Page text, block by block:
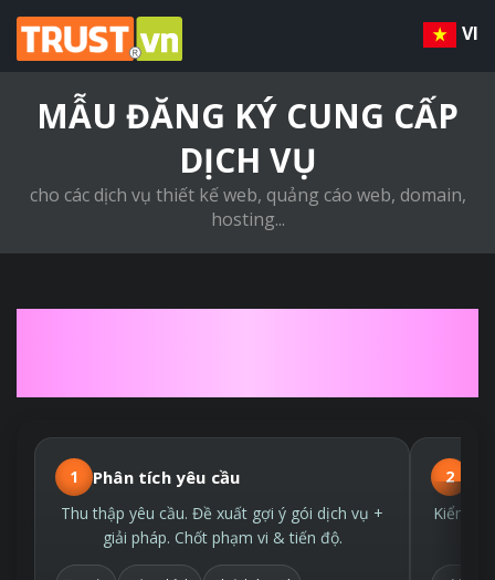
VI
MẪU ĐĂNG KÝ CUNG CẤP
DỊCH VỤ
cho các dịch vụ thiết kế web, quảng cáo web, domain,
hosting...
1 Phân tích yêu cầu
Thu thập yêu cầu. Đề xuất gợi ý gói dịch vụ +
giải pháp. Chốt phạm vi & tiến độ.
2
Kiểm